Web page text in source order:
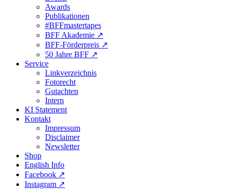
Awards
Publikationen
#BFFmastertapes
BFF Akademie ↗︎
BFF-Förderpreis ↗︎
50 Jahre BFF ↗︎
Service
Linkverzeichnis
Fotorecht
Gutachten
Intern
KI Statement
Kontakt
Impressum
Disclaimer
Newsletter
Shop
English Info
Facebook ↗︎
Instagram ↗︎